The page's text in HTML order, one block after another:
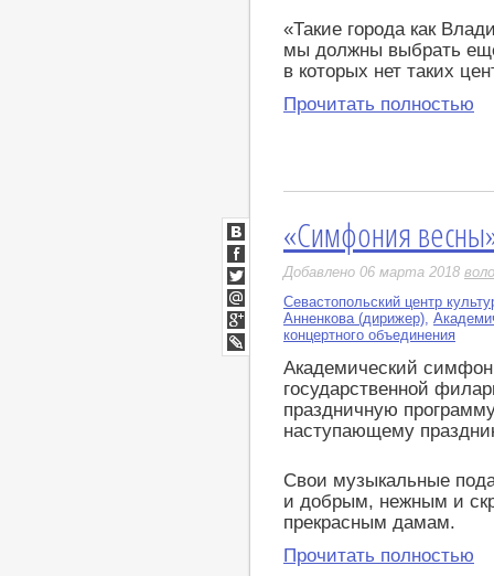
«Такие города как
мы должны выбрать
в которых нет таких
Прочитать полностью
«Симфония
Добавлено 06 марта 2018
Севастопольский центр
Анненкова (дирижер)
концертного объединения
Академический
государственной
праздничную
наступающему
Свои музыкальные
и добрым, нежным и
прекрасным дамам.
Прочитать полностью
ВКонтакте
Facebook
Twitter
Мой
Мир
Google+
LiveJournal